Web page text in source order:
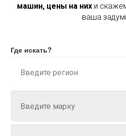
машин, цены на нихи
ваша
Где искать?